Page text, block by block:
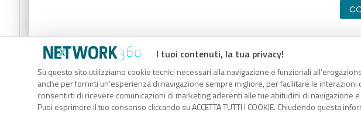
I tuoi contenuti, la tua privacy!
Su questo sito utilizziamo cookie tecnici necessari alla navigazione e funzionali
anche per fornirti un’esperienza di navigazione sempre migliore, per facilitare le
consentirti di ricevere comunicazioni di marketing aderenti alle tue abitudini di navigazione
Puoi esprimere il tuo consenso cliccando su ACCETTA TUTTI I COOKIE. Chiudendo questa
Codice Rss
Clicca sul pulsante per copiare il link RSS negli appunti.
RSS link